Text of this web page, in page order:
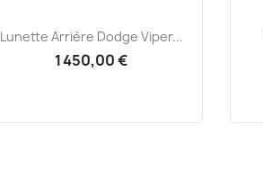
 Aperçu rapide
Lunette Arrière Dodge Viper...
1 450,00 €